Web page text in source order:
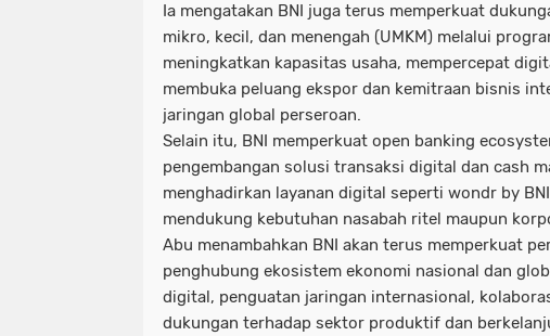
Ia mengatakan BNI juga terus memperkuat
mikro, kecil, dan menengah (UMKM) melalui
meningkatkan kapasitas usaha, mempercepat
membuka peluang ekspor dan kemitraan bisnis
jaringan global perseroan.
Selain itu, BNI memperkuat open banking
pengembangan solusi transaksi digital dan cash
menghadirkan layanan digital seperti wondr by
mendukung kebutuhan nasabah ritel maupun
Abu menambahkan BNI akan terus memperkuat
penghubung ekosistem ekonomi nasional dan
digital, penguatan jaringan internasional,
dukungan terhadap sektor produktif dan